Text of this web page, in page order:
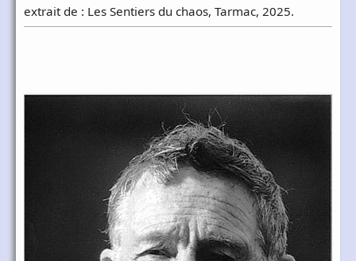
extrait de : Les Sentiers du chaos, Tarmac, 2025.